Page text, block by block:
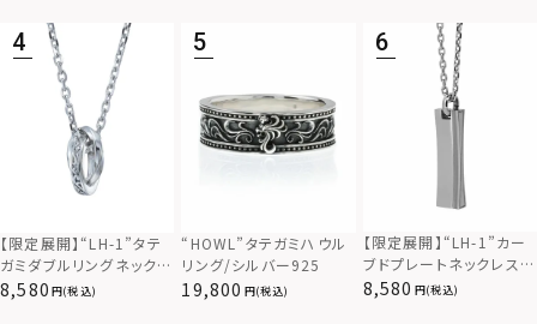
【限定展開】“LH-1”タテ
ガミダブルリングネックレ
ス（ツイスト/シルバー）/
8,580 (税込)
“HOWL”タテガミハウル
リング/シルバー925
19,800 (税込)
【限定展開】“LH-1”カー
ブドプレートネックレス/
サージカルステンレス（金
8,580 (税込)